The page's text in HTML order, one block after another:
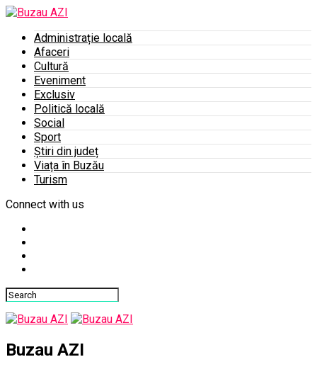
Administrație locală
Afaceri
Cultură
Eveniment
Exclusiv
Politică locală
Social
Sport
Știri din județ
Viața în Buzău
Turism
Connect with us
Buzau AZI